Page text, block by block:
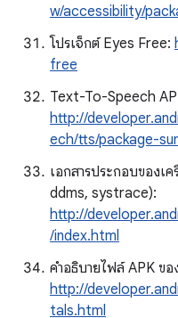
w/accessibility/
โปรเจ็กต์ Eyes Free:
free
Text-To-Speech
http://
ech/tts/package-
เอกสารประกอบของเ
ddms, systrace):
http://
/index.html
คําอธิบายไฟล์ APK ข
http://
tals.html